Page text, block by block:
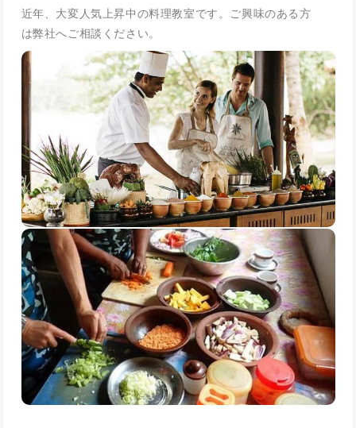
近年、大変人気上昇中の料理教室です。ご興味のある方
は弊社へご相談ください。